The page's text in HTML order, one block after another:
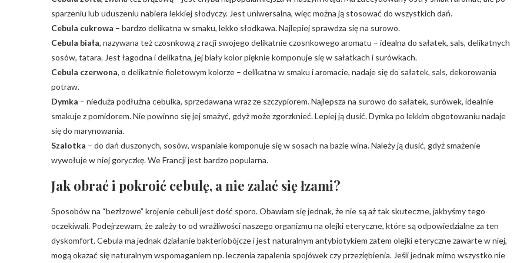
sparzeniu lub uduszeniu nabiera lekkiej słodyczy. Jest uniwersalna, więc można ją stosować do wszystkich dań.
Cebula cukrowa – bardzo delikatna w smaku, lekko słodkawa. Najlepiej sprawdza się na surowo.
Cebula biała, nazywana też czosnkową z racji swojego delikatnie czosnkowego aromatu – idealna do sałatek, sals, delikatnych
sosów, tatara. Jest łagodna i delikatna, jej biały kolor pięknie komponuje się w sałatkach i surówkach.
Cebula czerwona, o delikatnie fioletowym kolorze – delikatna w smaku i aromacie, nadaje się do sałatek, sals, dekorowania
potraw.
Dymka – nieduża podłużna cebulka, sprzedawana wraz ze szczypiorem. Najlepsza na surowo do sałatek, surówek, idealnie
smakuje z pomidorem. Nie powinno się jej smażyć, gdyż może zgorzknieć. Lepiej ją dusić. Dymka po lekkim obgotowaniu nadaje
się do marynowania.
Szalotka – do dań duszonych, sosów, wspaniale komponuje się w sosach na bazie wina. Należy ją dusić, gdyż smażenie
wywołuje w niej goryczkę. We Francji jest bardzo popularna.
Jak obrać i pokroić cebulę, a nie zalać się łzami?
Sposobów na “bezłzowe” krojenie cebuli jest dość sporo. Obawiam się jednak, że nie są aż tak skuteczne, jakbyśmy tego
oczekiwali. Podejrzewam, że zależy to od wrażliwości naszego organizmu na olejki eteryczne, które są odpowiedzialne za ten
dyskomfort. Cebula ma jednak działanie bakteriobójcze i jest naturalnym antybiotykiem zatem olejki eteryczne zawarte w niej,
mogą okazać się naturalnym wspomaganiem np. leczenia zapalenia spojówek czy przeziębienia. Jeśli jednak mimo wszystko nie